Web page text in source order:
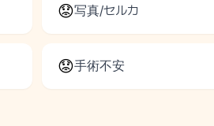
😟写真/セルカ
😟手術不安